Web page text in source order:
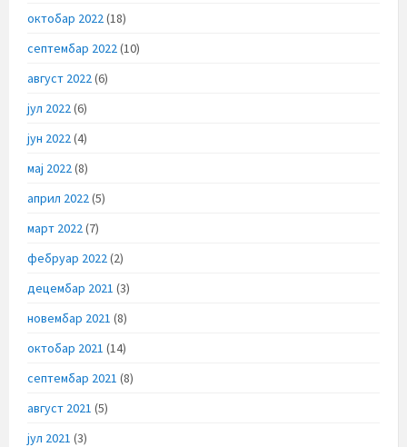
октобар 2022 (18)
септембар 2022 (10)
август 2022 (6)
јул 2022 (6)
јун 2022 (4)
мај 2022 (8)
април 2022 (5)
март 2022 (7)
фебруар 2022 (2)
децембар 2021 (3)
новембар 2021 (8)
октобар 2021 (14)
септембар 2021 (8)
август 2021 (5)
јул 2021 (3)